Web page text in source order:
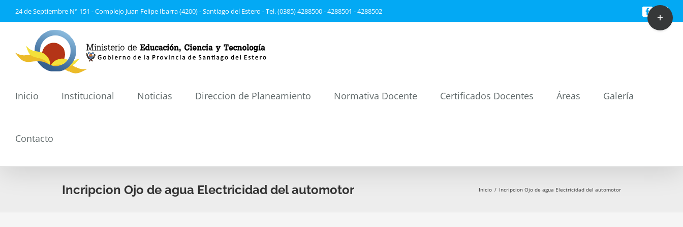
al
24 de Septiembre N° 151 - Complejo Juan Felipe Ibarra (4200) - Santiago del Estero - Tel. (0385) 4288500 - 4288501 - 4288502 Facebook
Inicio Institucional Noticias Direccion de Planeamiento Normativa Docente Certificados Docentes Áreas Galería
Contacto
Incripcion Ojo de agua Electricidad del automotor Inicio / Incripcion Ojo de agua Electricidad del automotor
Toggle
Sliding